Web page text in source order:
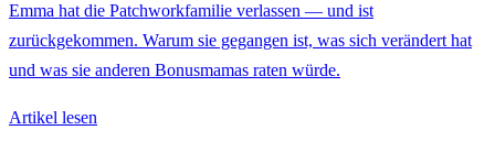
Emma hat die Patchworkfamilie verlassen — und ist
zurückgekommen. Warum sie gegangen ist, was sich verändert hat
und was sie anderen Bonusmamas raten würde.
Artikel lesen